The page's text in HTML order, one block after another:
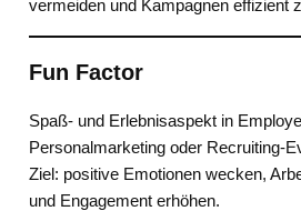
vermeiden und Kampagnen effizient
Fun Factor
Spaß- und Erlebnisaspekt in
Personalmarketing oder Recruiting-
Ziel: positive Emotionen wecken,
und Engagement erhöhen.